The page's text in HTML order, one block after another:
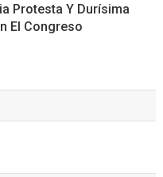
Protesta Y Durísima
El Congreso